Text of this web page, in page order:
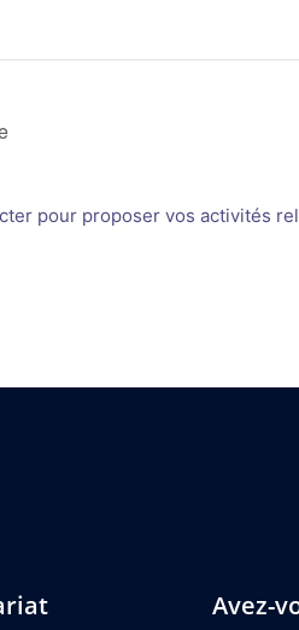
pour proposer vos activités
Avez-